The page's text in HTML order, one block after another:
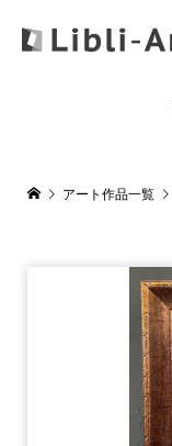
アート作品一覧